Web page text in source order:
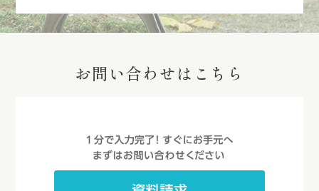
お問い合わせはこちら